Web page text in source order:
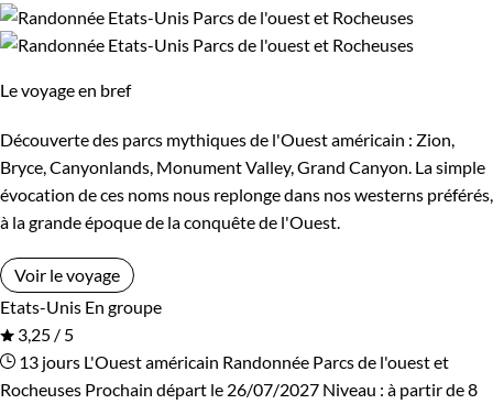
départs garantis.
Demandez conseil à nos conseiler en agence pour planifier et
réserver au mieux votre prochain voyage.
Le voyage en bref
Découverte des parcs mythiques de l'Ouest américain : Zion,
Bryce, Canyonlands, Monument Valley, Grand Canyon. La simple
évocation de ces noms nous replonge dans nos westerns préférés,
à la grande époque de la conquête de l'Ouest.
Voir le voyage
Etats-Unis En groupe
3,25 / 5
13 jours L'Ouest américain Randonnée Parcs de l'ouest et
Rocheuses Prochain départ le 26/07/2027 Niveau : à partir de8